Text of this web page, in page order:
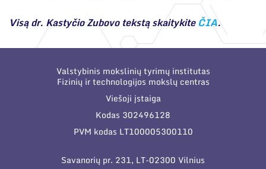
Visą dr. Kastyčio Zubovo tekstą skaitykiteČIA.
Valstybinis mokslinių tyrimų institutas
Fizinių ir technologijos mokslų centras
Viešoji įstaiga
Kodas 302496128
PVM kodas LT100005300110
Savanorių pr. 231, LT-02300 Vilnius